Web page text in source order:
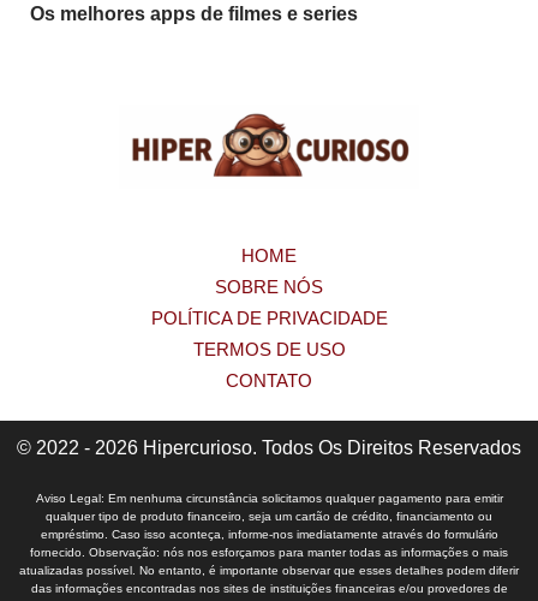
Os melhores apps de filmes e series
HOME
SOBRE NÓS
POLÍTICA DE PRIVACIDADE
TERMOS DE USO
CONTATO
© 2022 - 2026 Hipercurioso. Todos Os Direitos Reservados
Aviso Legal: Em nenhuma circunstância solicitamos qualquer pagamento para emitir
qualquer tipo de produto financeiro, seja um cartão de crédito, financiamento ou
empréstimo. Caso isso aconteça, informe-nos imediatamente através do formulário
fornecido. Observação: nós nos esforçamos para manter todas as informações o mais
atualizadas possível. No entanto, é importante observar que esses detalhes podem diferir
das informações encontradas nos sites de instituições financeiras e/ou provedores de